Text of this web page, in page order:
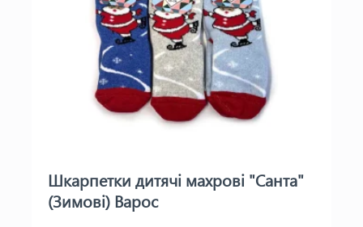
Шкарпетки дитячі махрові "Санта"
(Зимові) Варос